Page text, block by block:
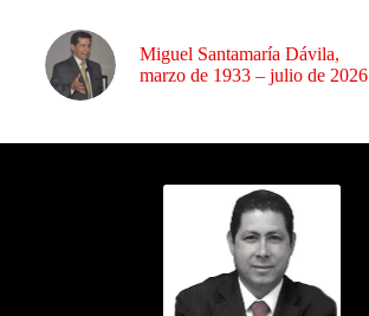
Miguel Santamaría Dávila,
marzo de 1933 – julio de 2026